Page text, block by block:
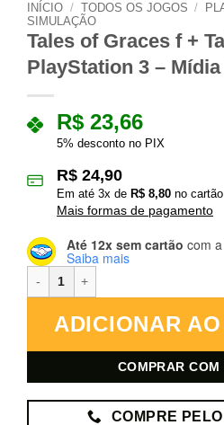
INÍCIO / TODOS OS JOGOS /
SIMULAÇÃO
Tales of Graces f +
PlayStation 3 – Mídia
R$ 23,66
5% desconto no PIX
R$ 24,90
Em até 3x de R$ 8,80 no cartão
Mais formas de pagamento
Até 12x sem cartão com
Saiba mais
ADICIONAR
COMPRAR
COMPRE